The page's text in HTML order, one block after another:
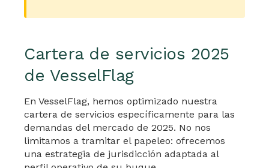
Cartera de servicios 2025
de VesselFlag
En VesselFlag, hemos optimizado nuestra
cartera de servicios específicamente para las
demandas del mercado de 2025. No nos
limitamos a tramitar el papeleo: ofrecemos
una estrategia de jurisdicción adaptada al